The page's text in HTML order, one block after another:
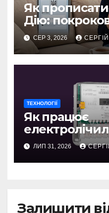
Як
Дію:
2026
СЕР 3, 2026
ТЕХНОЛОГІЇ
Як працює
детальний
механізмів і
технологій
ЛИП 31, 2026
Залишити